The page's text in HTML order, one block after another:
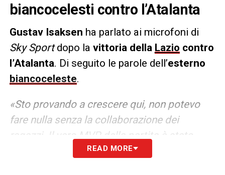
biancocelesti contro l’Atalanta
Gustav Isaksen ha parlato ai microfoni di
Sky Sportdopo la vittoria della Lazio contro
l’Atalanta. Di seguito le parole dell’esterno
biancoceleste.
«Sto provando a crescere qui, non potevo
fare nulla senza la collaborazione dei
ragazzi. Il vero MVP della partita è stato
Mandas. Era una vittoria fondamentale per
READ MORE